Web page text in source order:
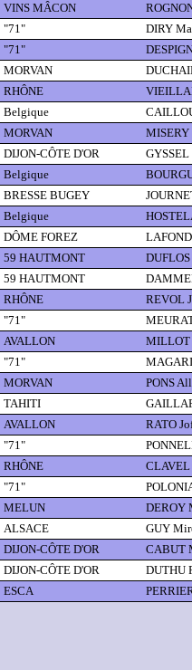
VINS MÂCON
"71"
DIRY
"71"
MORVAN
RHÔNE
Belgique
MORVAN
DIJON-CÔTE D'OR
Belgique
BRESSE BUGEY
Belgique
DÔME FOREZ
59 HAUTMONT
59 HAUTMONT
RHÔNE
REVOL
"71"
AVALLON
MILLOT
"71"
MORVAN
PONS
TAHITI
AVALLON
RATO
"71"
RHÔNE
"71"
MELUN
DEROY
ALSACE
GUY
DIJON-CÔTE D'OR
CABUT
DIJON-CÔTE D'OR
DUTHU
ESCA